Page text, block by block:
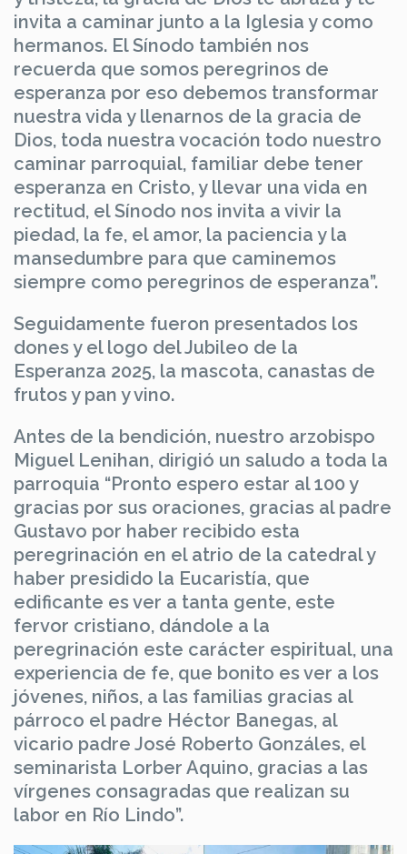
invita a caminar junto a la Iglesia y como
hermanos. El Sínodo también nos
recuerda que somos peregrinos de
esperanza por eso debemos transformar
nuestra vida y llenarnos de la gracia de
Dios, toda nuestra vocación todo nuestro
caminar parroquial, familiar debe tener
esperanza en Cristo, y llevar una vida en
rectitud, el Sínodo nos invita a vivir la
piedad, la fe, el amor, la paciencia y la
mansedumbre para que caminemos
siempre como peregrinos de esperanza”.
Seguidamente fueron presentados los
dones y el logo del Jubileo de la
Esperanza 2025, la mascota, canastas de
frutos y pan y vino.
Antes de la bendición, nuestro arzobispo
Miguel Lenihan, dirigió un saludo a toda la
parroquia “Pronto espero estar al 100 y
gracias por sus oraciones, gracias al padre
Gustavo por haber recibido esta
peregrinación en el atrio de la catedral y
haber presidido la Eucaristía, que
edificante es ver a tanta gente, este
fervor cristiano, dándole a la
peregrinación este carácter espiritual, una
experiencia de fe, que bonito es ver a los
jóvenes, niños, a las familias gracias al
párroco el padre Héctor Banegas, al
vicario padre José Roberto Gonzáles, el
seminarista Lorber Aquino, gracias a las
vírgenes consagradas que realizan su
labor en Río Lindo”.